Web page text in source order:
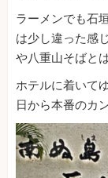
ラーメンでも石
は少し違った感
や八重山そばと
ホテルに着いて
日から本番のカ